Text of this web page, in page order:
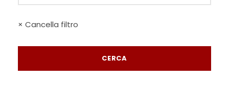
× Cancella filtro